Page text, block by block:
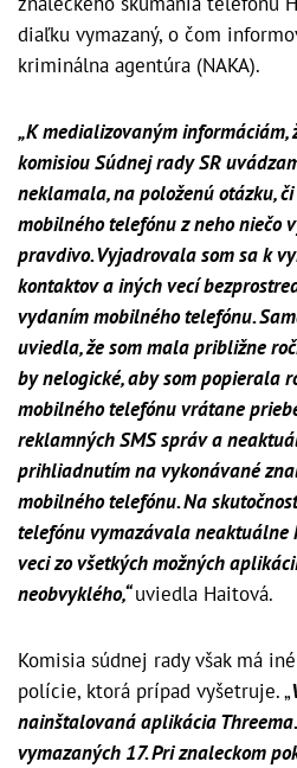
diaľku vymazaný, o čom
kriminálna agentúra (NAKA).
„K medializovaným informáciám,
komisiou Súdnej rady SR
neklamala, na položenú otázku,
mobilného telefónu z neho niečo
pravdivo. Vyjadrovala som sa k
kontaktov a iných vecí
vydaním mobilného telefónu.
uviedla, že som mala približne
by nelogické, aby som popierala
mobilného telefónu vrátane
reklamných SMS správ a
prihliadnutím na vykonávané
mobilného telefónu. Na
telefónu vymazávala neaktuálne
veci zo všetkých možných
neobvyklého,“uviedla Haitová.
Komisia súdnej rady však má
polície, ktorá prípad vyšetruje. „
nainštalovaná aplikácia
vymazaných 17. Pri znaleckom